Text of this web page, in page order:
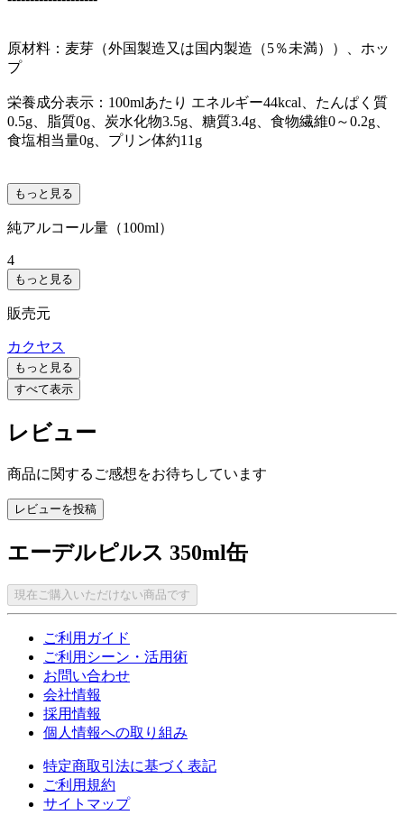
原材料：麦芽（外国製造又は国内製造（5％未満））、ホッ
プ
栄養成分表示：100mlあたり エネルギー44kcal、たんぱく質
0.5g、脂質0g、炭水化物3.5g、糖質3.4g、食物繊維0～0.2g、
食塩相当量0g、プリン体約11g
もっと見る
純アルコール量（100ml）
4
もっと見る
販売元
カクヤス
もっと見る
すべて表示
レビュー
商品に関するご感想をお待ちしています
レビューを投稿
エーデルピルス 350ml缶
現在ご購入いただけない商品です
ご利用ガイド
ご利用シーン・活用術
お問い合わせ
会社情報
採用情報
個人情報への取り組み
特定商取引法に基づく表記
ご利用規約
サイトマップ